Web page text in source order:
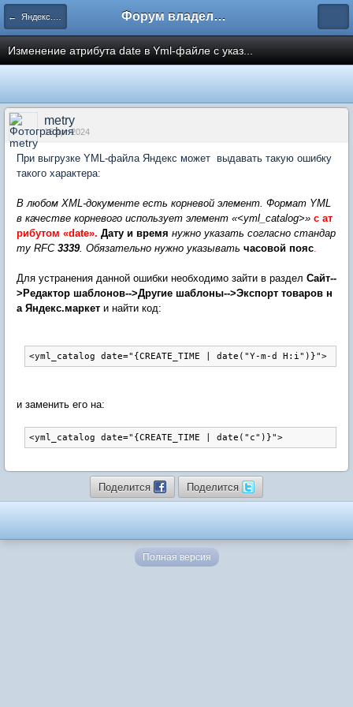
← Яндекс.Маркет Форум владельцев интернет-магазинов
Изменение aтрибута date в Yml-файле с указ...
metry
15 Apr 2024
При выгрузке YML-файла Яндекс может выдавать такую ошибку
такого характера:
В любом XML-документе есть корневой элемент. Формат YML
в качестве корневого использует элемент «<yml_catalog>» с ат
рибутом «date». Дату и время нужно указать согласно стандар
ту RFC 3339. Обязательно нужно указывать часовой пояс.
Для устранения данной ошибки необходимо зайти в раздел Сайт--
>Редактор шаблонов-->Другие шаблоны-->Экспорт товаров н
а Яндекс.маркет и найти код:
и заменить его на:
Поделится Поделится
Полная версия